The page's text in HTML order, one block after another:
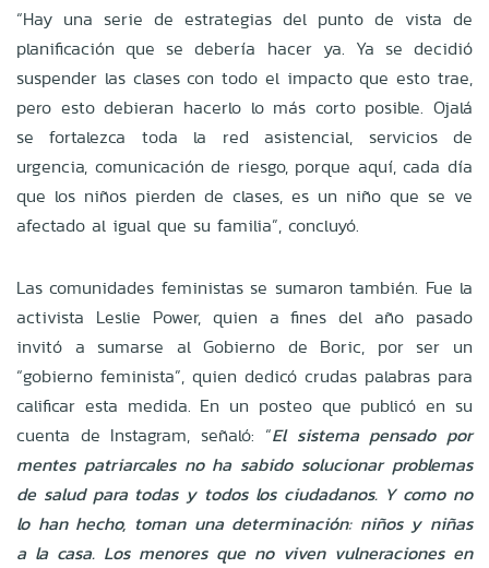
“Hay una serie de estrategias del punto de vista de
planificación que se debería hacer ya. Ya se decidió
suspender las clases con todo el impacto que esto trae,
pero esto debieran hacerlo lo más corto posible. Ojalá
se fortalezca toda la red asistencial, servicios de
urgencia, comunicación de riesgo, porque aquí, cada día
que los niños pierden de clases, es un niño que se ve
afectado al igual que su familia”, concluyó.
Las comunidades feministas se sumaron también. Fue la
activista Leslie Power, quien a fines del año pasado
invitó a sumarse al Gobierno de Boric, por ser un
“gobierno feminista”, quien dedicó crudas palabras para
calificar esta medida. En un posteo que publicó en su
cuenta de Instagram, señaló: “El sistema pensado por
mentes patriarcales no ha sabido solucionar problemas
de salud para todas y todos los ciudadanos. Y como no
lo han hecho, toman una determinación: niños y niñas
a la casa. Los menores que no viven vulneraciones en